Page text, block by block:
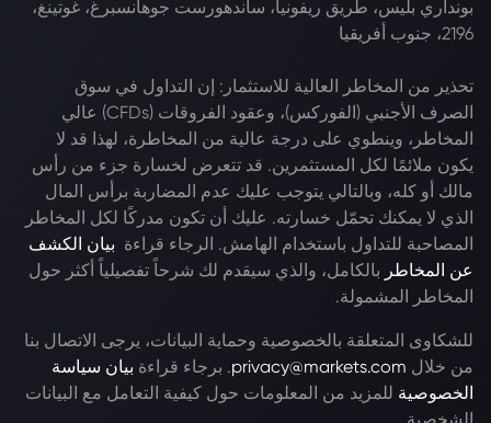
بونداري بليس، طريق ريفونيا، ساندهورست جوهانسبرغ، غوتينغ،
2196، جنوب أفريقيا
تحذير من المخاطر العالية للاستثمار: إن التداول في سوق
الصرف الأجنبي (الفوركس)، وعقود الفروقات (CFDs) عالي
المخاطر، وينطوي على درجة عالية من المخاطرة، لهذا قد لا
يكون ملائمًا لكل المستثمرين. قد تتعرض لخسارة جزء من رأس
مالك أو كله، وبالتالي يتوجب عليك عدم المضاربة برأس المال
الذي لا يمكنك تحمّل خسارته. عليك أن تكون مدركًا لكل المخاطر
المصاحبة للتداول باستخدام الهامش. الرجاء قراءة بيان الكشف
عن المخاطر بالكامل، والذي سيقدم لك شرحاً تفصيلياً أكثر حول
المخاطر المشمولة.
للشكاوى المتعلقة بالخصوصية وحماية البيانات، يرجى الاتصال بنا
من خلال privacy@markets.com. برجاء قراءة بيان سياسة
الخصوصية للمزيد من المعلومات حول كيفية التعامل مع البيانات